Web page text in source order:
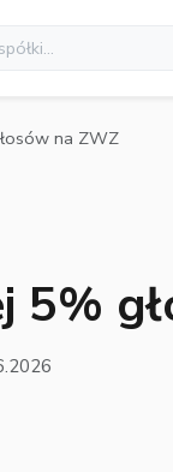
na ZWZ
5%